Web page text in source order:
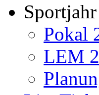
Pokal
LEM